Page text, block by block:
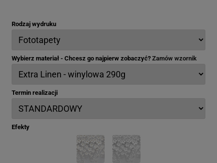
Rodzaj wydruku
Wybierz materiał - Chcesz go najpierw zobaczyć? Zamów wzornik
Termin realizacji
Efekty